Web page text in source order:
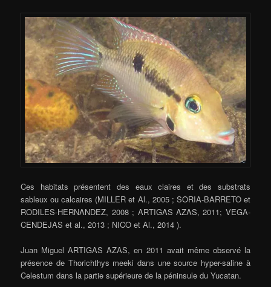
Ces habitats présentent des eaux claires et des substrats
sableux ou calcaires (MILLER et Al., 2005 ; SORIA-BARRETO et
RODILES-HERNANDEZ, 2008 ; ARTIGAS AZAS, 2011; VEGA-
CENDEJAS et al., 2013 ; NICO et Al., 2014 ).
Juan Miguel ARTIGAS AZAS, en 2011 avait même observé la
présence de Thorichthys meeki dans une source hyper-saline à
Celestum dans la partie supérieure de la péninsule du Yucatan.